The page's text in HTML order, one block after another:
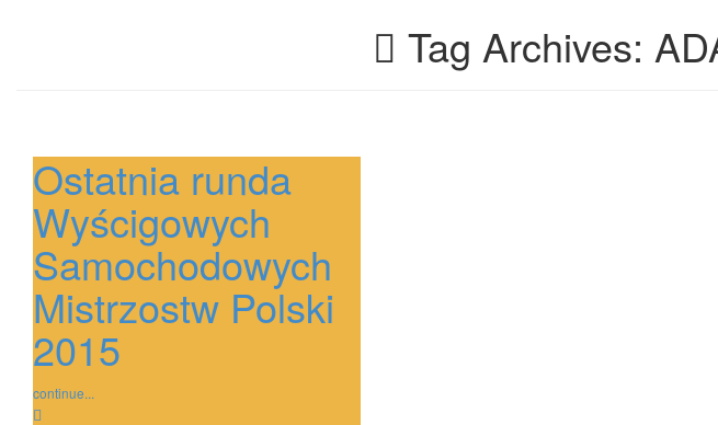
Tag Archives:
Ostatnia runda
Wyścigowych
Samochodowych
Mistrzostw Polski
2015
continue...